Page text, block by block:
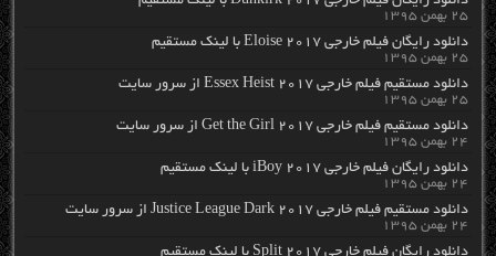
۲۵ بهمن ۱۳۹۵
دانلود رایگان فیلم خارجی Eloise 2017 با لینک مستقیم
۲۵ بهمن ۱۳۹۵
دانلود مستقیم فیلم خارجی Essex Heist 2017 از سرور سایت
۲۵ بهمن ۱۳۹۵
دانلود مستقیم فیلم خارجی Get the Girl 2017 از سرور سایت
۲۴ بهمن ۱۳۹۵
دانلود رایگان فیلم خارجی iBoy 2017 با لینک مستقیم
۲۴ بهمن ۱۳۹۵
دانلود مستقیم فیلم خارجی Justice League Dark 2017 از سرور سایت
۲۴ بهمن ۱۳۹۵